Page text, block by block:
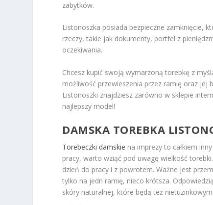
zabytków.
Listonoszka posiada bezpieczne zamknięcie,
rzeczy, takie jak dokumenty, portfel z
oczekiwania.
Chcesz kupić swoją wymarzoną torebkę z
możliwość przewieszenia przez ramię oraz
Listonoszki znajdziesz zarówno w sklepie
najlepszy model!
DAMSKA TOREBKA
Torebeczki damskie na imprezy to całkiem
pracy, warto wziąć pod uwagę wielkość
dzień do pracy i z powrotem. Ważne jest
tylko na jedn ramię, nieco krótsza.
skóry naturalnej, które będą też